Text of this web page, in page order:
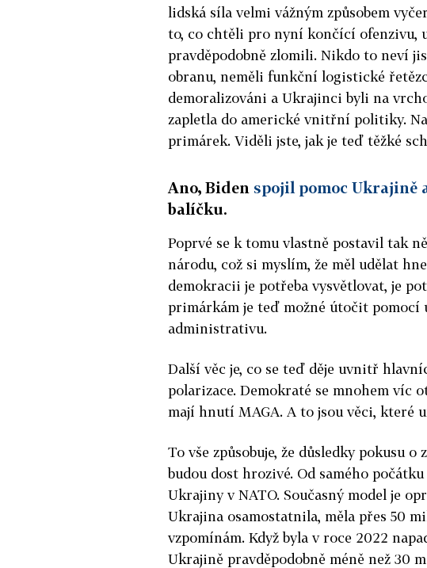
lidská síla velmi vážným způsobem
to, co chtěli pro nyní končící ofenzivu,
pravděpodobně zlomili. Nikdo to neví
obranu, neměli funkční logistické
demoralizováni a Ukrajinci byli na
zapletla do americké vnitřní politiky.
primárek. Viděli jste, jak je teď těžké
Ano, Biden spojil pomoc Ukrajině
balíčku.
Poprvé se k tomu vlastně postavil tak
národu, což si myslím, že měl udělat
demokracii je potřeba vysvětlovat, je
primárkám je teď možné útočit pomocí
administrativu.
Další věc je, co se teď děje uvnitř
polarizace. Demokraté se mnohem víc
mají hnutí MAGA. A to jsou věci, které
To vše způsobuje, že důsledky pokusu
budou dost hrozivé. Od samého
Ukrajiny v NATO. Současný model je
Ukrajina osamostatnila, měla přes 50
vzpomínám. Když byla v roce 2022
Ukrajině pravděpodobně méně než 30